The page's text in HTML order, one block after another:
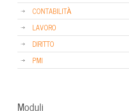
CONTABILITÀ
LAVORO
DIRITTO
PMI
Moduli